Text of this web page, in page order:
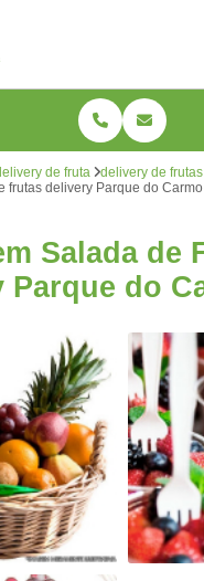
de fruta
delivery de
frutas delivery Parque do Carmo
Salada de
Parque do